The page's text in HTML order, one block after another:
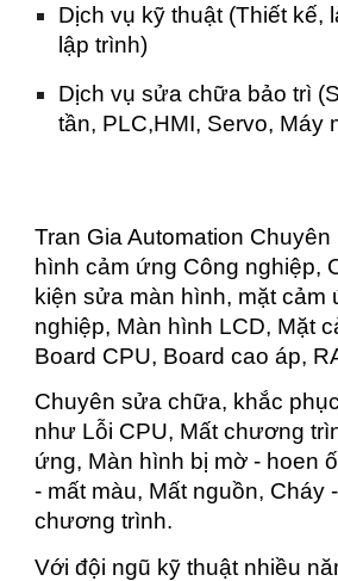
Dịch vụ kỹ thuật (Thiết kế,
lập trình)
Dịch vụ sửa chữa bảo trì
tần, PLC,HMI, Servo, Máy
Tran Gia Automation
hình cảm ứng Công nghiệp,
kiện sửa màn hình, mặt cảm
nghiệp, Màn hình LCD, Mặt
Board CPU, Board cao áp,
Chuyên sửa chữa, khắc
như Lỗi CPU, Mất chương
ứng, Màn hình bị mờ - hoen
- mất màu, Mất nguồn, Cháy
chương trình.
Với đội ngũ kỹ thuật nhiều